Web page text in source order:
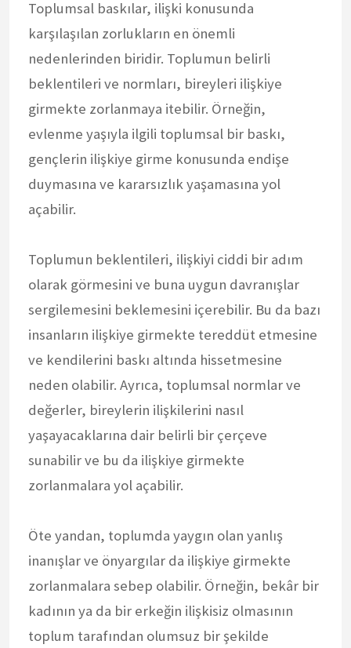
Toplumsal baskılar, ilişki konusunda
karşılaşılan zorlukların en önemli
nedenlerinden biridir. Toplumun belirli
beklentileri ve normları, bireyleri ilişkiye
girmekte zorlanmaya itebilir. Örneğin,
evlenme yaşıyla ilgili toplumsal bir baskı,
gençlerin ilişkiye girme konusunda endişe
duymasına ve kararsızlık yaşamasına yol
açabilir.
Toplumun beklentileri, ilişkiyi ciddi bir adım
olarak görmesini ve buna uygun davranışlar
sergilemesini beklemesini içerebilir. Bu da bazı
insanların ilişkiye girmekte tereddüt etmesine
ve kendilerini baskı altında hissetmesine
neden olabilir. Ayrıca, toplumsal normlar ve
değerler, bireylerin ilişkilerini nasıl
yaşayacaklarına dair belirli bir çerçeve
sunabilir ve bu da ilişkiye girmekte
zorlanmalara yol açabilir.
Öte yandan, toplumda yaygın olan yanlış
inanışlar ve önyargılar da ilişkiye girmekte
zorlanmalara sebep olabilir. Örneğin, bekâr bir
kadının ya da bir erkeğin ilişkisiz olmasının
toplum tarafından olumsuz bir şekilde